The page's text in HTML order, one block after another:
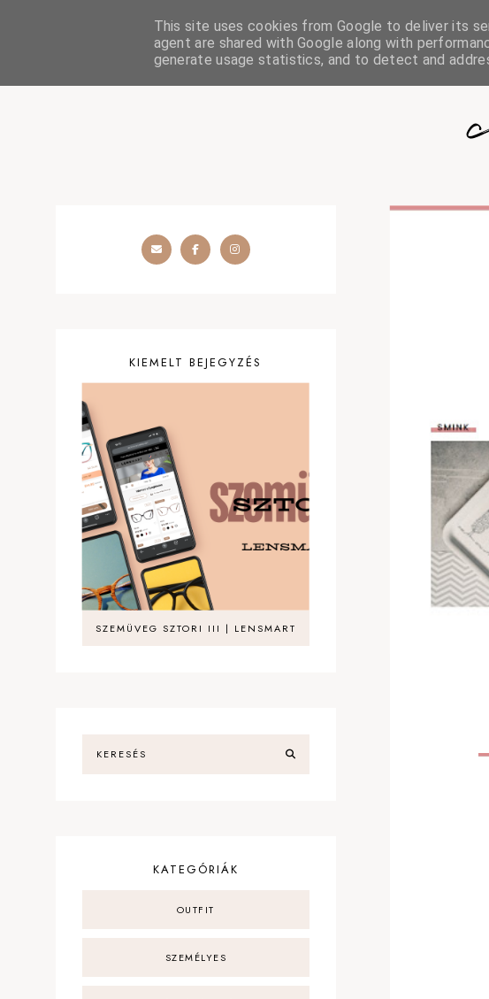
SZÉPSÉGÁPOLÁS OUTFIT SZEMÉLYES
KIEMELT BEJEGYZÉS
SZEMÜVEG SZTORI III | LENSMART
KATEGÓRIÁK
OUTFIT
SZEMÉLYES
This site uses cookies from Google to deliver its
agent are shared with Google along with
generate usage statistics, and to detect and